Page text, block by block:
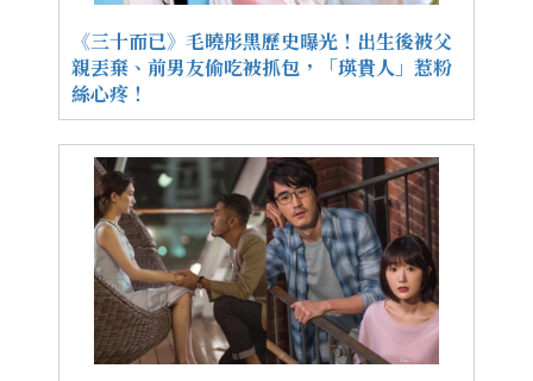
《三十而已》毛曉彤黑歷史曝光！出生後被父
親丟棄、前男友偷吃被抓包，「瑛貴人」惹粉
絲心疼！